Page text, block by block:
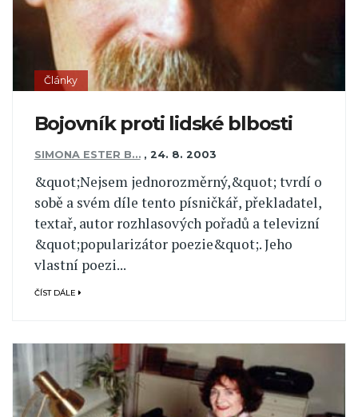
Články
Bojovník proti lidské blbosti
SIMONA ESTER B… , 24. 8. 2003
&quot;Nejsem jednorozměrný,&quot; tvrdí o
sobě a svém díle tento písničkář, překladatel,
textař, autor rozhlasových pořadů a televizní
&quot;popularizátor poezie&quot;. Jeho
vlastní poezi...
ČÍST DÁLE